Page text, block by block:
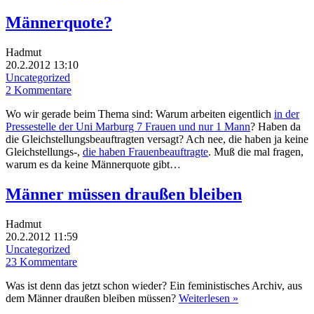
Männerquote?
Hadmut
20.2.2012 13:10
Uncategorized
2 Kommentare
Wo wir gerade beim Thema sind: Warum arbeiten eigentlich in der
Pressestelle der Uni Marburg 7 Frauen und nur 1 Mann? Haben da
die Gleichstellungsbeauftragten versagt? Ach nee, die haben ja keine
Gleichstellungs-, die haben Frauenbeauftragte. Muß die mal fragen,
warum es da keine Männerquote gibt…
Männer müssen draußen bleiben
Hadmut
20.2.2012 11:59
Uncategorized
23 Kommentare
Was ist denn das jetzt schon wieder? Ein feministisches Archiv, aus
dem Männer draußen bleiben müssen? Weiterlesen »